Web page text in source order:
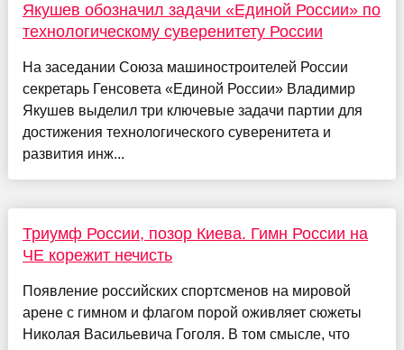
Якушев обозначил задачи «Единой России» по
технологическому суверенитету России
На заседании Союза машиностроителей России
секретарь Генсовета «Единой России» Владимир
Якушев выделил три ключевые задачи партии для
достижения технологического суверенитета и
развития инж...
Триумф России, позор Киева. Гимн России на
ЧЕ корежит нечисть
Появление российских спортсменов на мировой
арене с гимном и флагом порой оживляет сюжеты
Николая Васильевича Гоголя. В том смысле, что